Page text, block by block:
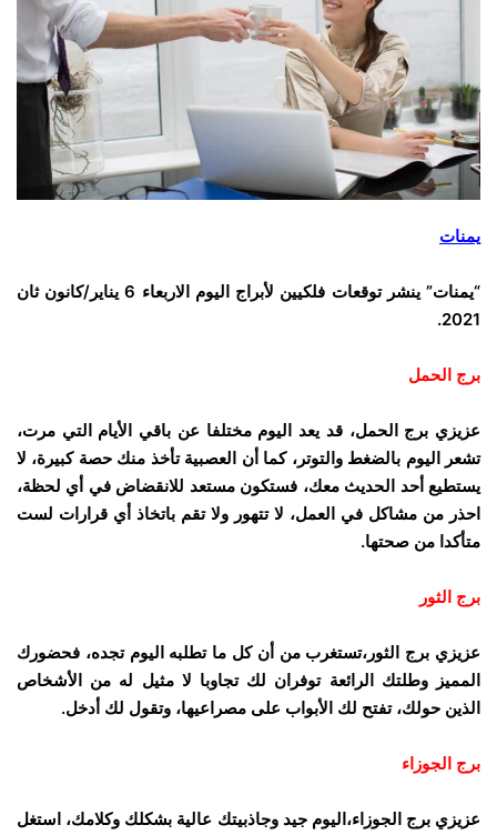
يمنات
“يمنات” ينشر توقعات فلكيين لأبراج اليوم الاربعاء 6 يناير/كانون ثان
2021.
برج الحمل
عزيزي برج الحمل، قد يعد اليوم مختلفا عن باقي الأيام التي مرت،
تشعر اليوم بالضغط والتوتر، كما أن العصبية تأخذ منك حصة كبيرة، لا
يستطيع أحد الحديث معك، فستكون مستعد للانقضاض في أي لحظة،
احذر من مشاكل في العمل، لا تتهور ولا تقم باتخاذ أي قرارات لست
متأكدا من صحتها.
برج الثور
عزيزي برج الثور،تستغرب من أن كل ما تطلبه اليوم تجده، فحضورك
المميز وطلتك الرائعة توفران لك تجاوبا لا مثيل له من الأشخاص
الذين حولك، تفتح لك الأبواب على مصراعيها، وتقول لك أدخل.
برج الجوزاء
عزيزي برج الجوزاء،اليوم جيد وجاذبيتك عالية بشكلك وكلامك، استغل